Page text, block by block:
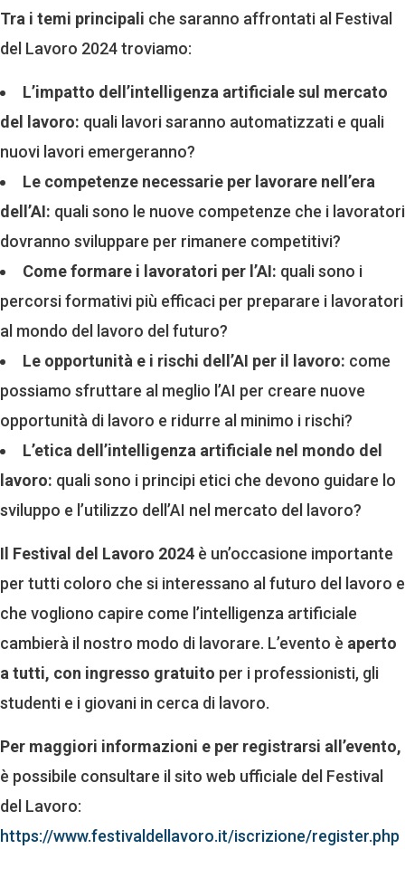
Tra i temi principali che saranno affrontati al Festival
del Lavoro 2024 troviamo:
L’impatto dell’intelligenza artificiale sul mercato
del lavoro: quali lavori saranno automatizzati e quali
nuovi lavori emergeranno?
Le competenze necessarie per lavorare nell’era
dell’AI: quali sono le nuove competenze che i lavoratori
dovranno sviluppare per rimanere competitivi?
Come formare i lavoratori per l’AI: quali sono i
percorsi formativi più efficaci per preparare i lavoratori
al mondo del lavoro del futuro?
Le opportunità e i rischi dell’AI per il lavoro: come
possiamo sfruttare al meglio l’AI per creare nuove
opportunità di lavoro e ridurre al minimo i rischi?
L’etica dell’intelligenza artificiale nel mondo del
lavoro: quali sono i principi etici che devono guidare lo
sviluppo e l’utilizzo dell’AI nel mercato del lavoro?
Il Festival del Lavoro 2024 è un’occasione importante
per tutti coloro che si interessano al futuro del lavoro e
che vogliono capire come l’intelligenza artificiale
cambierà il nostro modo di lavorare. L’evento è aperto
a tutti, con ingresso gratuito per i professionisti, gli
studenti e i giovani in cerca di lavoro.
Per maggiori informazioni e per registrarsi all’evento,
è possibile consultare il sito web ufficiale del Festival
del Lavoro:
https://www.festivaldellavoro.it/iscrizione/register.php